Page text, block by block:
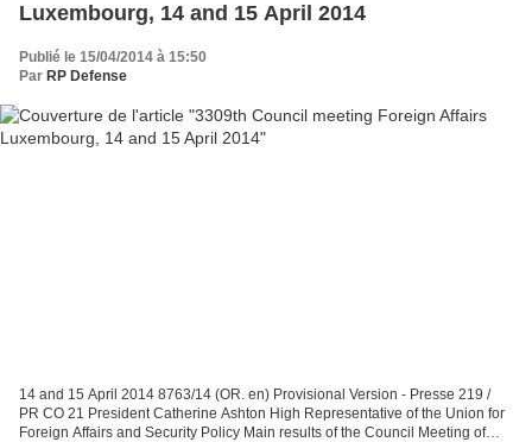
Luxembourg, 14 and 15 April 2014
Publié le 15/04/2014 à 15:50
Par RP Defense
14 and 15 April 2014 8763/14 (OR. en) Provisional Version - Presse 219 /
PR CO 21 President Catherine Ashton High Representative of the Union for
Foreign Affairs and Security Policy Main results of the Council Meeting of